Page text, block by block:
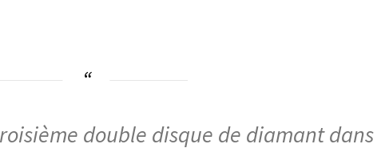
double disque de diamant dans